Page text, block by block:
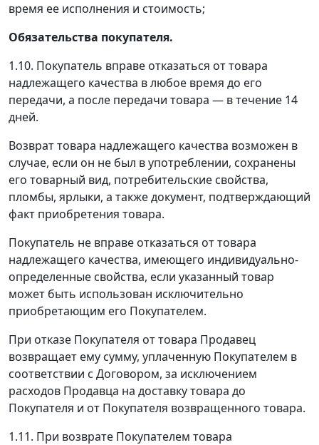
время ее исполнения и стоимость;
Обязательства покупателя.
1.10. Покупатель вправе отказаться от товара
надлежащего качества в любое время до его
передачи, а после передачи товара — в течение 14
дней.
Возврат товара надлежащего качества возможен в
случае, если он не был в употреблении, сохранены
его товарный вид, потребительские свойства,
пломбы, ярлыки, а также документ, подтверждающий
факт приобретения товара.
Покупатель не вправе отказаться от товара
надлежащего качества, имеющего индивидуально-
определенные свойства, если указанный товар
может быть использован исключительно
приобретающим его Покупателем.
При отказе Покупателя от товара Продавец
возвращает ему сумму, уплаченную Покупателем в
соответствии с Договором, за исключением
расходов Продавца на доставку товара до
Покупателя и от Покупателя возвращенного товара.
1.11. При возврате Покупателем товара